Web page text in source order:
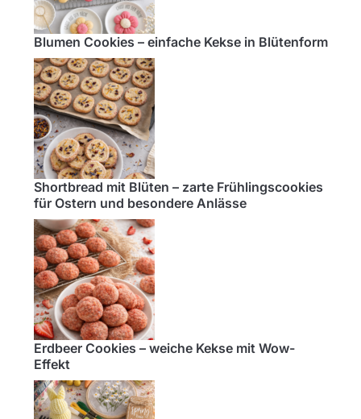
Blumen Cookies – einfache Kekse in Blütenform
Shortbread mit Blüten – zarte Frühlingscookies
für Ostern und besondere Anlässe
Erdbeer Cookies – weiche Kekse mit Wow-
Effekt